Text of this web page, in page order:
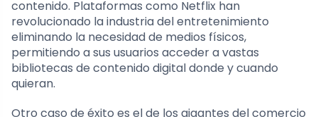
contenido. Plataformas como Netflix han
revolucionado la industria del entretenimiento
eliminando la necesidad de medios físicos,
permitiendo a sus usuarios acceder a vastas
bibliotecas de contenido digital donde y cuando
quieran.
Otro caso de éxito es el de los gigantes del comercio